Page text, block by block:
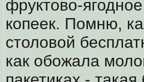
фруктово-
копеек. Помню,
столовой
как обожала